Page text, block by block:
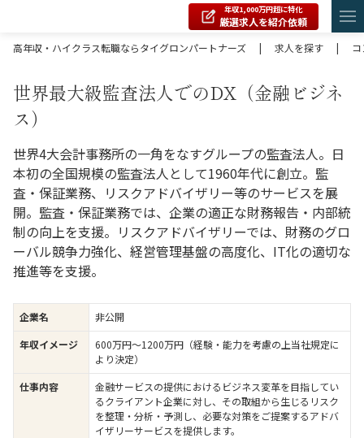
年収1,000万円超に特化
厳選求人を紹介依頼
高年収・ハイクラス転職ならタイグロンパートナーズ
| 求人を探す |
世界最大級監査法人でのDX（金融ビジネ
ス）
世界4大会計事務所の一角をなすグループの監査法人。日
本初の全国規模の監査法人として1960年代に創立。監
査・保証業務、リスクアドバイザリー等のサービスを展
開。監査・保証業務では、企業の適正な財務報告・内部統
制の向上を支援。リスクアドバイザリーでは、財務のグロ
ーバル競争力強化、経営管理基盤の高度化、IT化の適切な
推進等を支援。
企業名
非公開
年収イメージ
600万円〜1200万円（経験・能力を考慮の上当社規定に
より決定）
仕事内容
金融サービスの提供におけるビジネス変革を目指してい
るクライアント企業に対し、その取組から生じるリスク
を整理・分析・予測し、必要な対策をご提案するアドバ
イザリーサービスを提供します。